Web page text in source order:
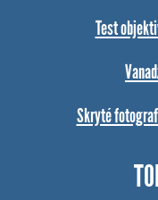
Test
Skryté